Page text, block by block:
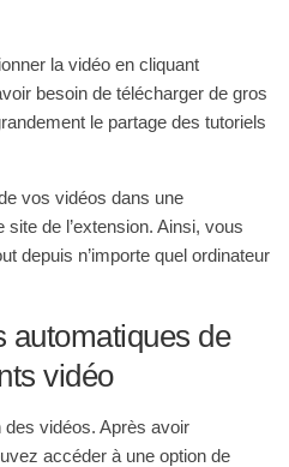
la vidéo en cliquant
besoin de télécharger de gros
le partage des tutoriels
vos vidéos dans une
de l’extension. Ainsi, vous
depuis n’importe quel ordinateur
automatiques de
vidéo
vidéos. Après avoir
accéder à une option de